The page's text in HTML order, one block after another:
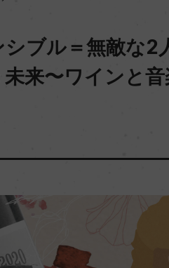
シブル＝無敵な
来〜ワインと音